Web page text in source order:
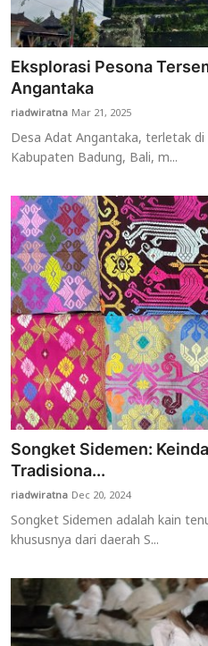
Eksplorasi Pesona
Angantaka
riadwiratna Mar 21, 2025
Desa Adat Angantaka, terletak
Kabupaten Badung, Bali, m...
Songket Sidemen:
Tradisiona...
riadwiratna Dec 20, 2024
Songket Sidemen adalah kain
khususnya dari daerah S...